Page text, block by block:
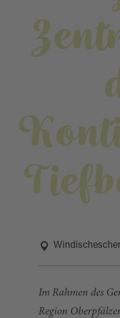
Im Rahmen des
Region